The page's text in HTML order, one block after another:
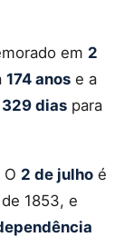
em 2
174 anos e a
329 dias para
2 de julho é
1853, e